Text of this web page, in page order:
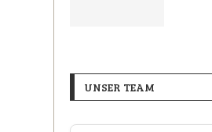
UNSER TEAM